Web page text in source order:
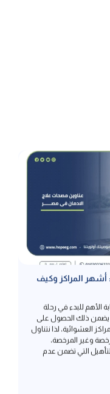
المراكز وكيف
الأهم للبدء في رحلة
يضمن ذلك الحصول على
العشوائية، لذا نتناول
وغير المرخصة،
التي تضمن عدم